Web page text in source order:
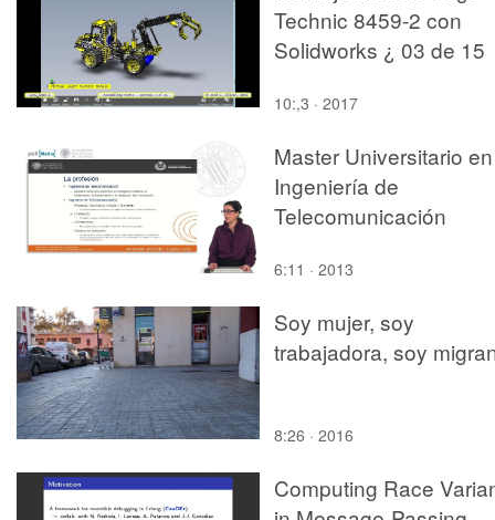
Technic 8459-2 con
Solidworks ¿ 03 de 15
10:,3 · 2017
Master Universitario en
Ingeniería de
Telecomunicación
6:11 · 2013
Soy mujer, soy
trabajadora, soy
8:26 · 2016
Computing Race